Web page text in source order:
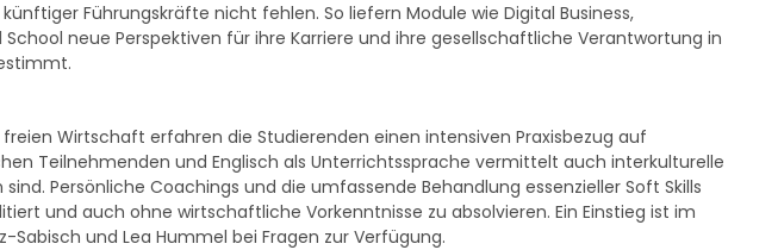
Führungskräfte nicht fehlen. So liefern Module wie Digital Business,
neue Perspektiven für ihre Karriere und ihre gesellschaftliche Verantwortung in
Wirtschaft erfahren die Studierenden einen intensiven Praxisbezug auf
Teilnehmenden und Englisch als Unterrichtssprache vermittelt auch interkulturelle
Persönliche Coachings und die umfassende Behandlung essenzieller Soft Skills
und auch ohne wirtschaftliche Vorkenntnisse zu absolvieren. Ein Einstieg ist im
und Lea Hummel bei Fragen zur Verfügung.